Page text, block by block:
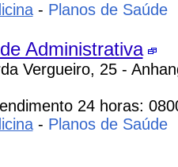
- Planos de Saúde
Administrativa
Vergueiro, 25 -
24 horas:
- Planos de Saúde